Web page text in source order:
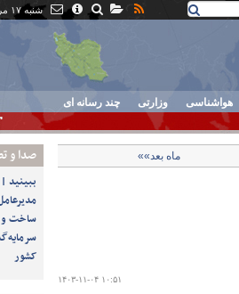
شنبه ۱۷ مرداد ۰۵ - ۰۰:۵۵
هواشناسی وزارتی چند رسانه ای
صدا و
ساخت و
کشور
ماه بعد»»
۱۴۰۳-۱۱-۰۴ ۱۰:۵۱